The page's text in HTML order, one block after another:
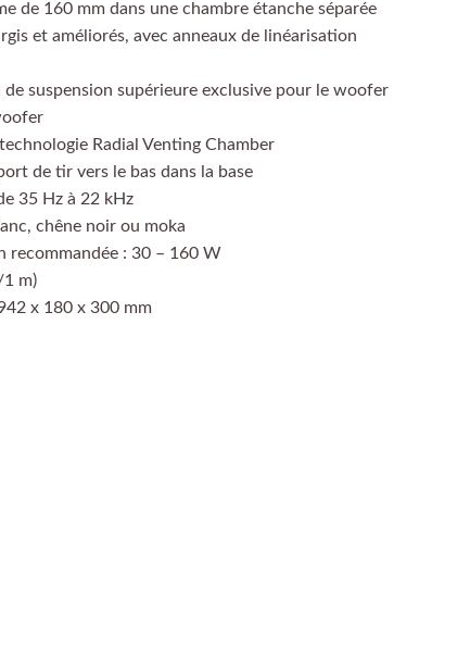
de 160 mm dans une chambre étanche séparée
et améliorés, avec anneaux de linéarisation
suspension supérieure exclusive pour le woofer
Radial Venting Chamber
de tir vers le bas dans la base
35 Hz à 22 kHz
chêne noir ou moka
recommandée : 30 – 160 W
1 m)
x 180 x 300 mm